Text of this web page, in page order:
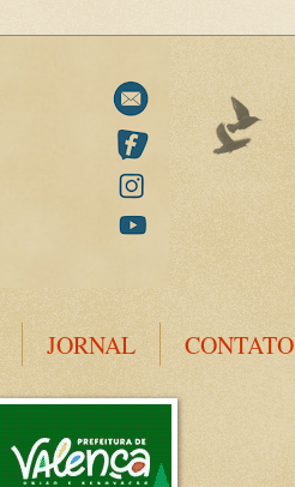
JORNAL CONTATO